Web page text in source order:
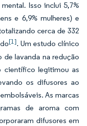
Isso inclui 5,7%
e 6,9% mulheres) e
cerca de 332
[1]. Um estudo clínico
de lavanda na redução
científico legitimou as
os difusores ao
As marcas
de aroma com
difusores em